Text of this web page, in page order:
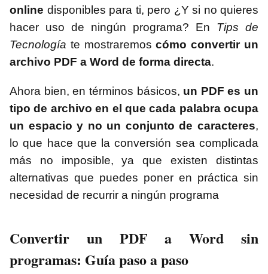
online disponibles para ti, pero ¿Y si no quieres
hacer uso de ningún programa? En Tips de
Tecnología te mostraremoscómo convertir un
archivo PDF a Word de forma directa.
Ahora bien, en términos básicos, un PDF es un
tipo de archivo en el que cada palabra ocupa
un espacio y no un conjunto de caracteres,
lo que hace que la conversión sea complicada
más no imposible, ya que existen distintas
alternativas que puedes poner en práctica sin
necesidad de recurrir a ningún programa
Convertir un PDF a Word sin
programas: Guía paso a paso